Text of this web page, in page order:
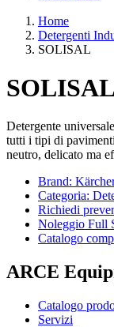
Home
Detergenti
SOLISAL
SOLISAL
Detergente
tutti i tipi di
neutro, delicato ma
Brand:
Categoria:
Richiedi
Noleggio Full
Catalogo
ARCE
Catalogo
Servizi